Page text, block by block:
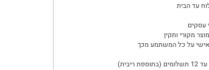
עד הבית
מקורי ותקין
על כל המשתמע מכך